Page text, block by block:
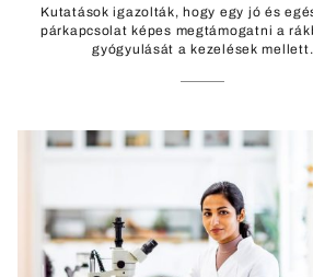
Kutatások igazolták, hogy egy jó és
párkapcsolat képes megtámogatni a
gyógyulását a kezelések mellett.